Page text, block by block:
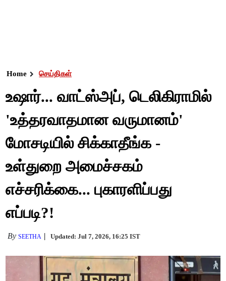
Home செய்திகள்
உஷார்... வாட்ஸ்அப், டெலிகிராமில்
'உத்தரவாதமான வருமானம்'
மோசடியில் சிக்காதீங்க -
உள்துறை அமைச்சகம்
எச்சரிக்கை... புகாரளிப்பது
எப்படி?!
BySEETHA Updated: Jul 7, 2026, 16:25 IST